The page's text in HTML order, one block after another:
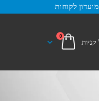
מועדון לקוחות
0